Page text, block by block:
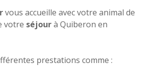
vous accueille avec votre animal de
votre séjourà Quiberon en
prestations comme :